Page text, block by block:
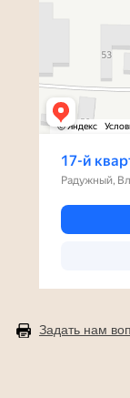
Задать нам